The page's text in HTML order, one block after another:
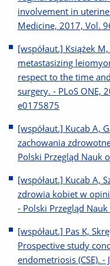
involvement in
Medicine, 2017, Vol.
[współaut.] Książek
metastasizing
respect to the time
surgery. - PLoS ONE,
e0175875
[współaut.] Kucab A,
zachowania
Polski Przegląd Nauk
[współaut.] Kucab A,
zdrowia kobiet w
- Polski Przegląd
[współaut.] Pas K,
Prospective study
endometriosis (CSE).